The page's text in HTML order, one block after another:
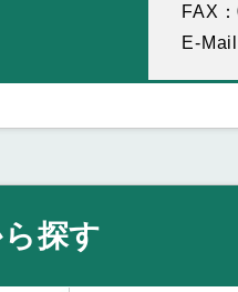
FAX
E-
探す